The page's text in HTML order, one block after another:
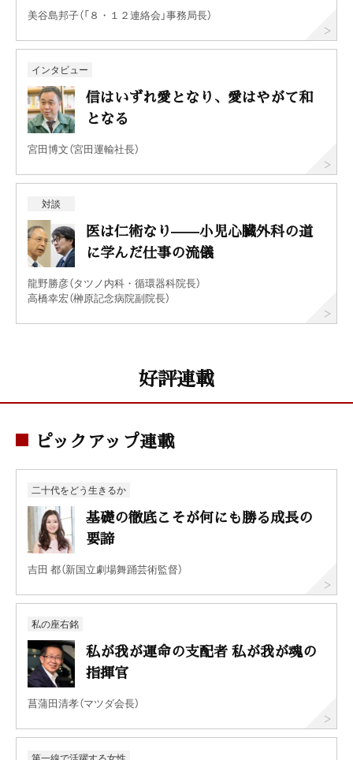
美谷島邦子（「８・１２連絡会」事務局長）
インタビュー
信はいずれ愛となり、愛はやがて和
となる
宮田博文（宮田運輸社長）
対談
医は仁術なり——小児心臓外科の道
に学んだ仕事の流儀
龍野勝彦（タツノ内科・循環器科院長）
高橋幸宏（榊原記念病院副院長）
好評連載
ピックアップ連載
二十代をどう生きるか
基礎の徹底こそが何にも勝る成長の
要諦
吉田 都（新国立劇場舞踊芸術監督）
私の座右銘
私が我が運命の支配者 私が我が魂の
指揮官
菖蒲田清孝（マツダ会長）